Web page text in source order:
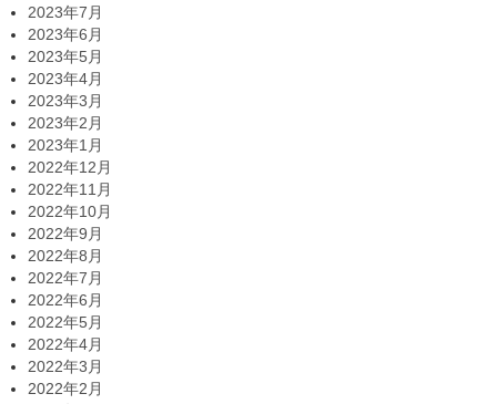
2023年7月
2023年6月
2023年5月
2023年4月
2023年3月
2023年2月
2023年1月
2022年12月
2022年11月
2022年10月
2022年9月
2022年8月
2022年7月
2022年6月
2022年5月
2022年4月
2022年3月
2022年2月